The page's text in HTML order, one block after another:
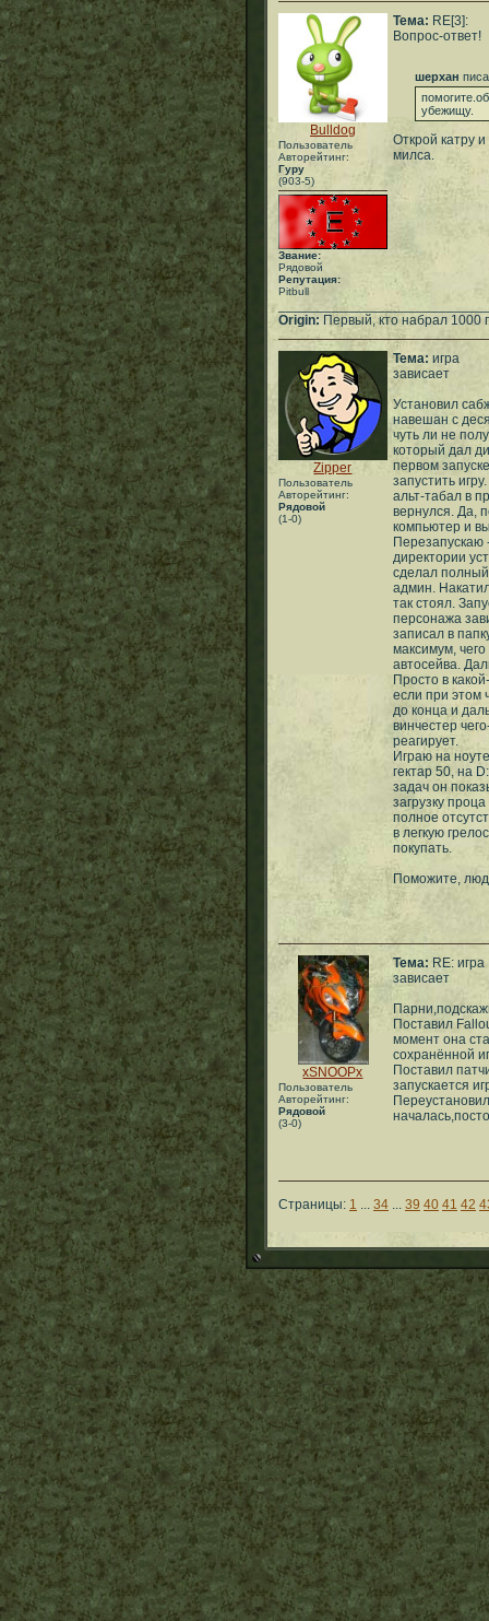
Bulldog
Пользователь
Авторейтинг:
Гуру
(903-5)
Звание:
Рядовой
Репутация:
Pitbull
Тема: RE[3]:
Вопрос-ответ!
шерхан
убежищу.
Открой катру
милса.
Origin: Первый, кто набрал 1000
Zipper
Пользователь
Авторейтинг:
Рядовой
(1-0)
Тема: игра
зависает
Установил
навешан с
чуть ли не
который дал
первом
запустить
альт-табал в
вернулся. Да,
компьютер и
Перезапускаю
директории
сделал полный
админ.
так стоял.
персонажа
записал в
максимум,
автосейва.
Просто в
если при этом
до конца и
винчестер
реагирует.
Играю на
гектар 50, на
задач он
загрузку
полное
в легкую
покупать.
Поможите,
xSNOOPx
Пользователь
Авторейтинг:
Рядовой
(3-0)
Тема: RE: игра
зависает
Поставил
момент она
сохранённой
Поставил
запускается
Страницы: 1 ... 34 ... 39 40 41 42